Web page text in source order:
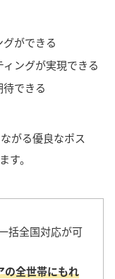
ができる
ングが実現できる
できる
がる優良なポス
す。
括全国対応が可
の全世帯にもれ